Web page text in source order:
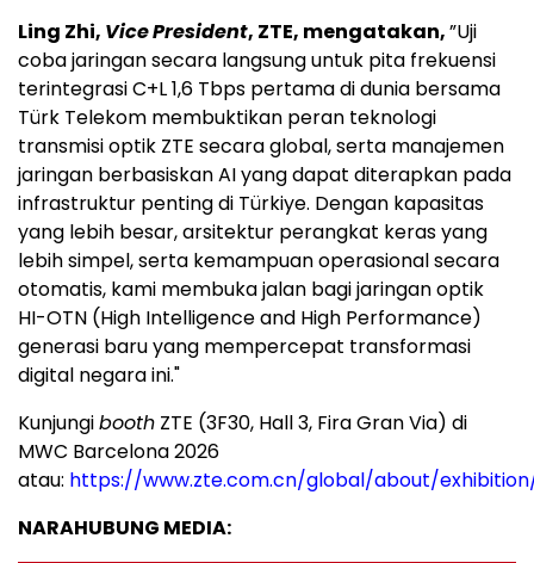
Ling Zhi, VicePresident, ZTE, mengatakan,”Uji
coba jaringan secara langsung untuk pita frekuensi
terintegrasi C+L 1,6 Tbps pertama di dunia bersama
Türk Telekom membuktikan peran teknologi
transmisi optik ZTE secara global, serta manajemen
jaringan berbasiskan AI yang dapat diterapkan pada
infrastruktur penting di Türkiye. Dengan kapasitas
yang lebih besar, arsitektur perangkat keras yang
lebih simpel, serta kemampuan operasional secara
otomatis, kami membuka jalan bagi jaringan optik
HI-OTN (High Intelligence and High Performance)
generasi baru yang mempercepat transformasi
digital negara ini."
Kunjungibooth ZTE (3F30, Hall 3, Fira Gran Via) di
MWC Barcelona 2026
atau: https://www.zte.com.cn/global/about/
NARAHUBUNG MEDIA: